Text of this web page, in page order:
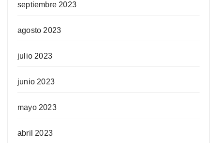
septiembre 2023
agosto 2023
julio 2023
junio 2023
mayo 2023
abril 2023